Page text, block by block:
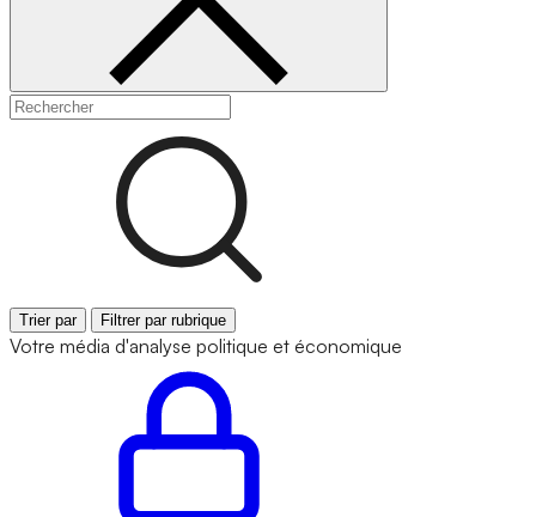
Trier par Filtrer par rubrique
Votre média d'analyse politique et économique